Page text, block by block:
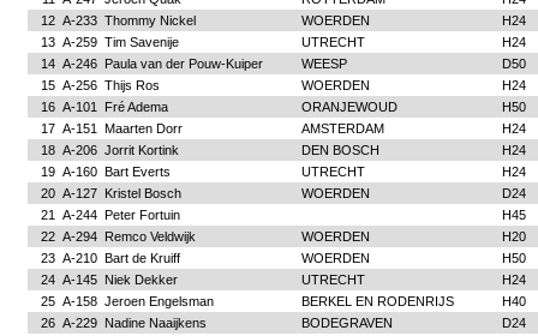
12 A-233 Thommy Nickel WOERDEN
H24
13 A-259 Tim Savenije UTRECHT
H24
14 A-246 Paula van der Pouw-Kuiper WEESP
D50
15 A-256 Thijs Ros WOERDEN
H24
16 A-101 Fré Adema ORANJEWOUD
H50
17 A-151 Maarten Dorr AMSTERDAM
H24
18 A-206 Jorrit Kortink DEN BOSCH
H24
19 A-160 Bart Everts UTRECHT
H24
20 A-127 Kristel Bosch WOERDEN
D24
21
A-244 Peter Fortuin
H45
22 A-294 Remco Veldwijk WOERDEN
H20
23 A-210 Bart de Kruiff WOERDEN
H50
24 A-145 Niek Dekker UTRECHT
H24
25 A-158 Jeroen Engelsman BERKEL EN RODENRIJS
H40
26 A-229 Nadine Naaijkens BODEGRAVEN
D24